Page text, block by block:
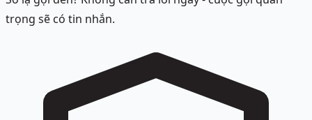
trọng sẽ có tin nhắn.